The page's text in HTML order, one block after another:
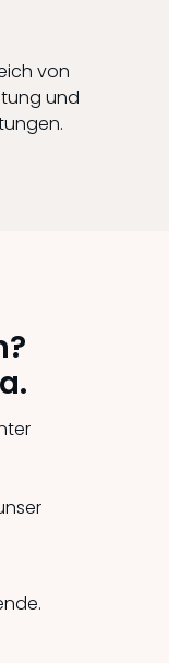
von
und